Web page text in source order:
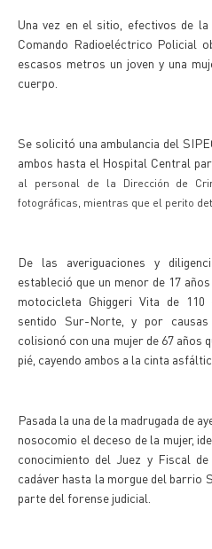
Una vez en el sitio, efectivos de
Comando Radioeléctrico Policial
escasos metros un joven y una
cuerpo.
Se solicitó una ambulancia del
ambos hasta el Hospital Central
al personal de la Dirección de
fotográficas, mientras que el perito
De las averiguaciones y
estableció que un menor de 17
motocicleta Ghiggeri Vita de
sentido Sur-Norte, y por
colisionó con una mujer de 67 años
pié, cayendo ambos a la cinta
Pasada la una de la madrugada de
nosocomio el deceso de la mujer,
conocimiento del Juez y Fiscal
cadáver hasta la morgue del barrio
parte del forense judicial.